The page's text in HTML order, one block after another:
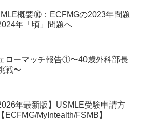
概要⑩：ECFMGの2023年問題
年「頃」問題へ
ローマッチ報告①〜40歳外科部長
戦〜
年最新版】USMLE受験申請方
ECFMG/MyIntealth/FSMB】